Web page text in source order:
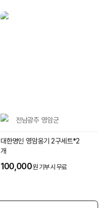
전남광주 영암군
대한명인 영암옹기 2구세트*2
개
100,000원 기부 시 무료